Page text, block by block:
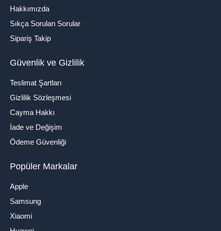
Hakkımızda
Sıkça Sorulan Sorular
Sipariş Takip
Güvenlik ve Gizlilik
Teslimat Şartları
Gizlilik Sözleşmesi
Cayma Hakkı
İade ve Değişim
Ödeme Güvenliği
Popüler Markalar
Apple
Samsung
Xiaomi